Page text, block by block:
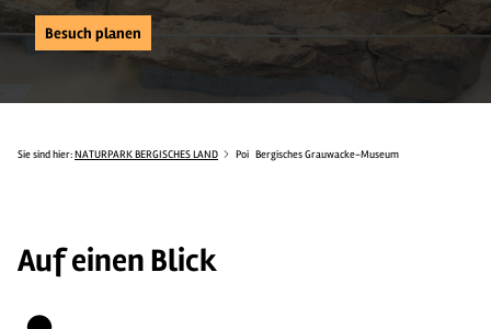
Besuch planen
Sie sind hier: NATURPARK BERGISCHES LAND Poi Bergisches Grauwacke-Museum
Auf einen Blick